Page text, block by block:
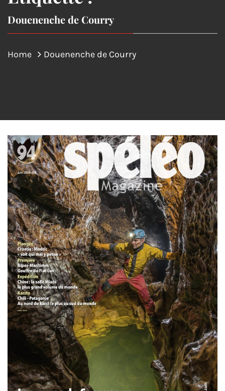
Douenenche de Courry
Home Douenenche de Courry